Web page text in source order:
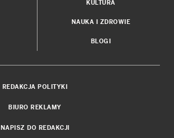
KULTURA
NAUKA I ZDROWIE
BLOGI
REDAKCJA POLITYKI
BIURO REKLAMY
NAPISZ DO REDAKCJI